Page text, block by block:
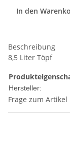
In den
Beschreibung
8,5 Liter Töpf
Hersteller:
Frage zum Artikel